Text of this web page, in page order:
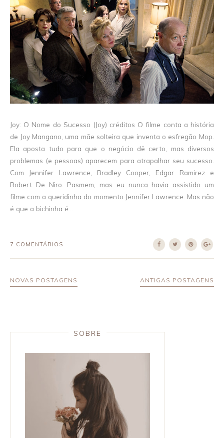
Joy: O Nome do Sucesso (Joy) créditos O filme conta a história
de Joy Mangano, uma mãe solteira que inventa o esfregão Mop.
Ela aposta tudo para que o negócio dê certo, mas diversos
problemas (e pessoas) aparecem para atrapalhar seu sucesso.
Com Jennifer Lawrence, Bradley Cooper, Edgar Ramirez e
Robert De Niro. Pasmem, mas eu nunca havia assistido um
filme com a queridinha do momento Jennifer Lawrence. Mas não
é que a bichinha é...
7 COMENTÁRIOS
NOVAS POSTAGENS ANTIGAS POSTAGENS
SOBRE